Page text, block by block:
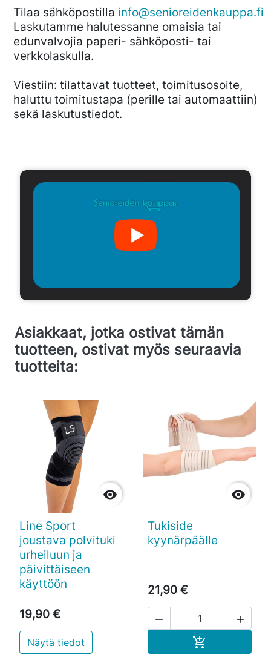
Tilaa sähköpostilla info@senioreidenkauppa.fi
Laskutamme halutessanne omaisia tai
edunvalvojia paperi- sähköposti- tai
verkkolaskulla.
Viestiin: tilattavat tuotteet, toimitusosoite,
haluttu toimitustapa (perille tai automaattiin)
sekä laskutustiedot.
Asiakkaat, jotka ostivat tämän
tuotteen, ostivat myös seuraavia
tuotteita:

Line Sport
joustava polvituki
urheiluun ja
päivittäiseen
käyttöön
19,90 €
Näytä tiedot

Tukiside
kyynärpäälle
21,90 €
 
